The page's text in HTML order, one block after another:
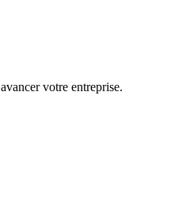
votre entreprise.